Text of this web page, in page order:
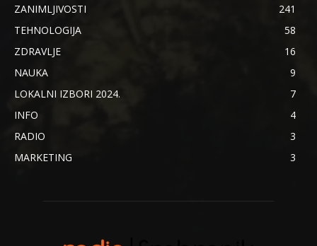
ZANIMLJIVOSTI
241
TEHNOLOGIJA
58
ZDRAVLJE
16
NAUKA
9
LOKALNI IZBORI 2024.
7
INFO
4
RADIO
3
MARKETING
3